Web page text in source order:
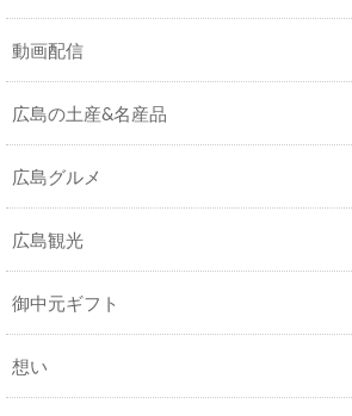
動画配信
広島の土産&名産品
広島グルメ
広島観光
御中元ギフト
想い